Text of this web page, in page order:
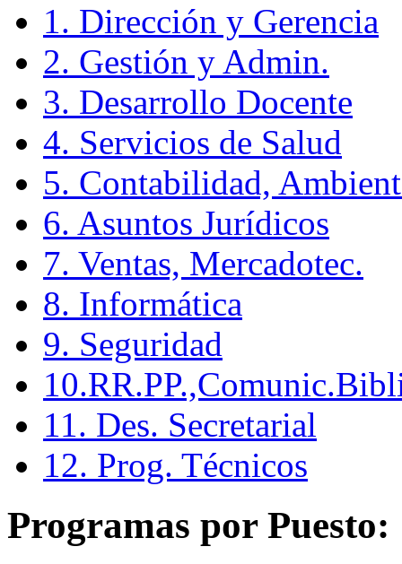
1. Dirección y Gerencia
2. Gestión y Admin.
3. Desarrollo Docente
4. Servicios de Salud
5. Contabilidad,
6. Asuntos Jurídicos
7. Ventas, Mercadotec.
8. Informática
9. Seguridad
11. Des. Secretarial
12. Prog. Técnicos
Programas por Puesto: